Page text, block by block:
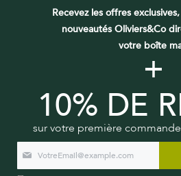
Recevez les offres
nouveautés Oliviers&Co
votre boîte
+
10% DE
sur votre première
10,20 €